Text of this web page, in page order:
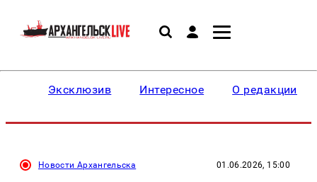
Эксклюзив Интересное О редакции
Новости Архангельска 01.06.2026, 15:00